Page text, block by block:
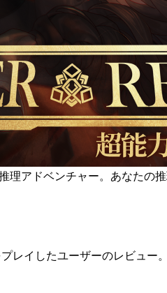
アドベンチャー。あなたの
レイしたユーザーのレビュー。